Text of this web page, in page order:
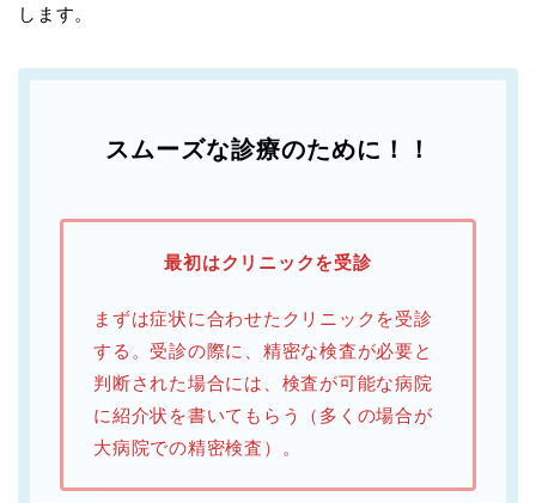
します。
スムーズな診療のために！！
最初はクリニックを受診
まずは症状に合わせたクリニックを受診
する。受診の際に、精密な検査が必要と
判断された場合には、検査が可能な病院
に紹介状を書いてもらう（多くの場合が
大病院での精密検査）。